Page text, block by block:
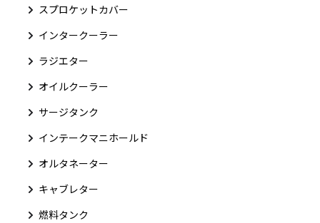
スプロケットカバー
インタークーラー
ラジエター
オイルクーラー
サージタンク
インテークマニホールド
オルタネーター
キャブレター
燃料タンク